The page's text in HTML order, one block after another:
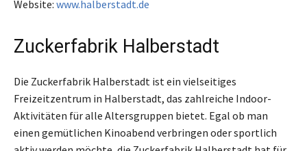
Website: www.halberstadt.de
Zuckerfabrik Halberstadt
Die Zuckerfabrik Halberstadt ist ein vielseitiges
Freizeitzentrum in Halberstadt, das zahlreiche Indoor-
Aktivitäten für alle Altersgruppen bietet. Egal ob man
einen gemütlichen Kinoabend verbringen oder sportlich